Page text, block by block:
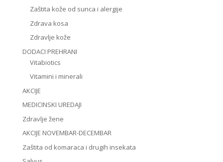
Zaštita kože od sunca i alergije
Zdrava kosa
Zdravlje kože
DODACI PREHRANI
Vitabiotics
Vitamini i minerali
AKCIJE
MEDICINSKI UREDAJI
Zdravlje žene
AKCIJE NOVEMBAR-DECEMBAR
Zaštita od komaraca i drugih insekata